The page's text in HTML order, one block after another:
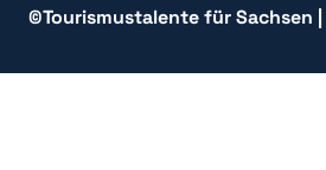
©Tourismustalente für Sachsen |